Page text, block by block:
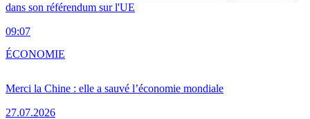
dans son référendum sur l'UE
09:07
Merci la Chine : elle a sauvé l’économie mondiale
27.07.2026
ÉCONOMIE